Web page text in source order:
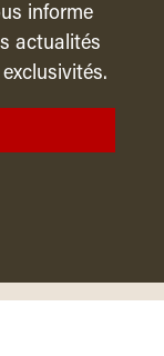
informe
actualités